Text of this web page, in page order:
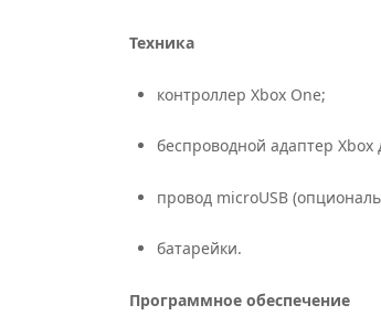
Техника
контроллер Xbox One;
беспроводной адаптер
провод microUSB
батарейки.
Программное обеспечение